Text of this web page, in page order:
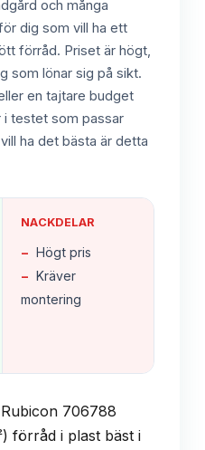
och många
dig som vill ha ett
förråd. Priset är högt,
som lönar sig på sikt.
en tajtare budget
i testet som passar
ha det bästa är detta
NACKDELAR
− Högt pris
− Kräver
montering